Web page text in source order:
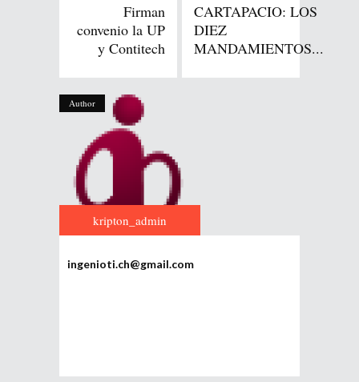
Firman
convenio la UP
y Contitech
CARTAPACIO: LOS
DIEZ
MANDAMIENTOS...
Author
kripton_admin
ingenioti.ch@gmail.com